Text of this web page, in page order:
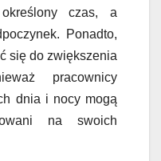
czas, a
Ponadto,
się do zwiększenia
pracownicy
dnia i nocy mogą
na swoich